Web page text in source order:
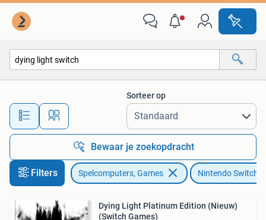
Alle afstanden…
Sorteer op
Bewaar je zoekopdracht
Filters Spelcomputers, Games Nintendo Switch
Dying Light Platinum Edition (Nieuw)
(Switch Games)